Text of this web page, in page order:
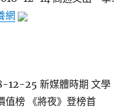
網
12-25 新媒體時期 文學
榜 《將夜》登榜首